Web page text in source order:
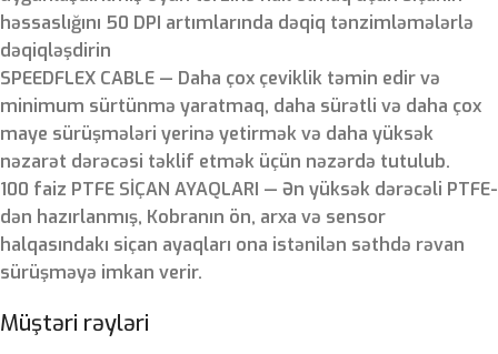
həssaslığını 50 DPI artımlarında dəqiq tənzimləmələrlə
dəqiqləşdirin
SPEEDFLEX CABLE — Daha çox çeviklik təmin edir və
minimum sürtünmə yaratmaq, daha sürətli və daha çox
maye sürüşmələri yerinə yetirmək və daha yüksək
nəzarət dərəcəsi təklif etmək üçün nəzərdə tutulub.
100 faiz PTFE SİÇAN AYAQLARI — Ən yüksək dərəcəli PTFE-
dən hazırlanmış, Kobranın ön, arxa və sensor
halqasındakı siçan ayaqları ona istənilən səthdə rəvan
sürüşməyə imkan verir.
Müştəri rəyləri